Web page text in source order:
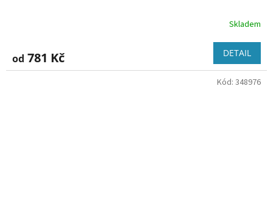
Skladem
od 781 Kč DETAIL
Kód: 348976